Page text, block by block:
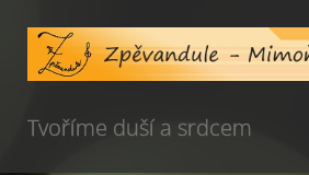
Tvoříme duší a srdcem